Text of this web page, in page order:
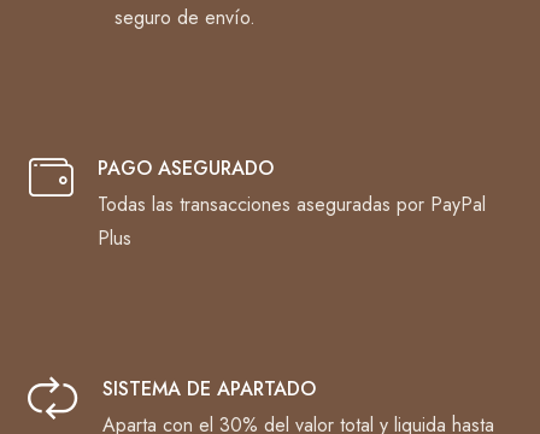
seguro de envío.
PAGO ASEGURADO
Todas las transacciones aseguradas por PayPal
Plus
SISTEMA DE APARTADO
Aparta con el 30% del valor total y liquida hasta